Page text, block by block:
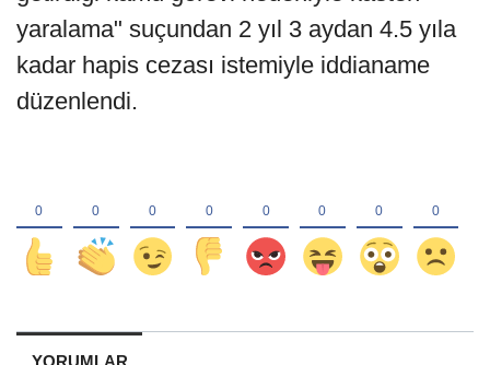
yaralama" suçundan 2 yıl 3 aydan 4.5 yıla
kadar hapis cezası istemiyle iddianame
düzenlendi.